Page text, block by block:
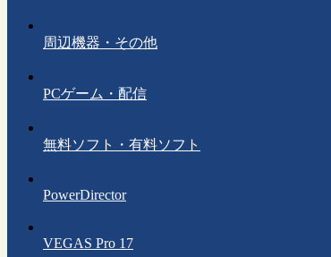
周辺機器・その他
PCゲーム・配信
無料ソフト・有料ソフト
PowerDirector
VEGAS Pro 17